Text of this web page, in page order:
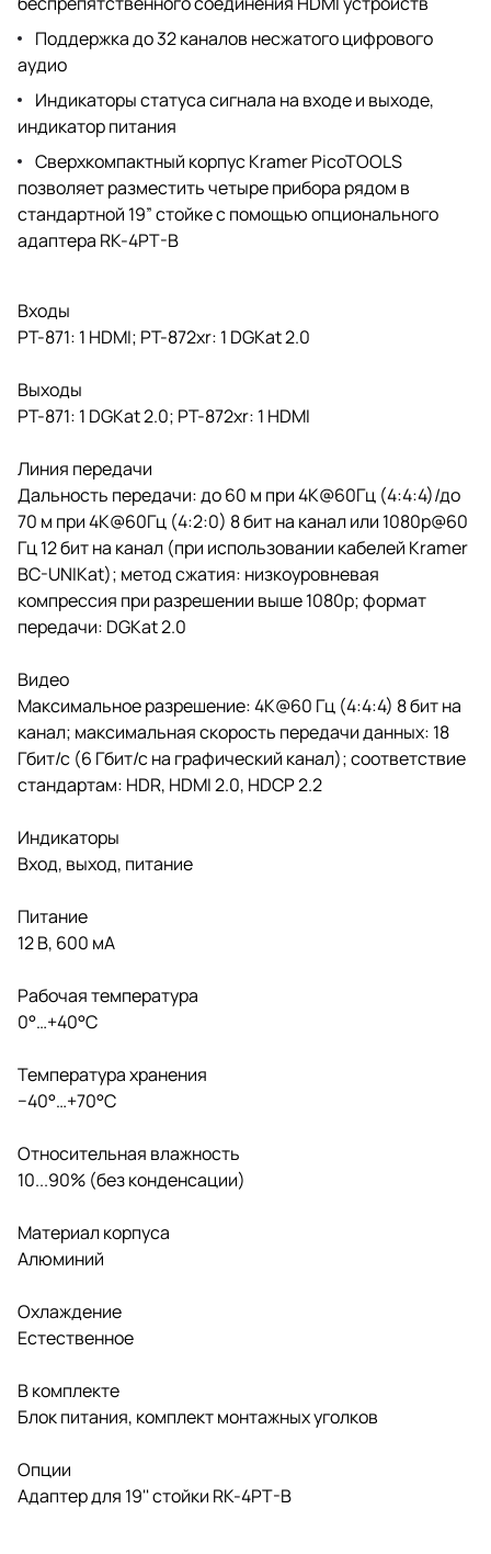
Поддержка до 32 каналов несжатого цифрового
аудио
Индикаторы статуса сигнала на входе и выходе,
индикатор питания
Сверхкомпактный корпус Kramer PicoTOOLS
позволяет разместить четыре прибора рядом в
стандартной 19” стойке с помощью опционального
адаптера RK-4PT-B
Входы
PT-871: 1 HDMI; PT-872xr: 1 DGKat 2.0
Выходы
PT-871: 1 DGKat 2.0; PT-872xr: 1 HDMI
Линия передачи
Дальность передачи: до 60 м при 4K@60Гц (4:4:4)/до
70 м при 4К@60Гц (4:2:0) 8 бит на канал или 1080р@60
Гц 12 бит на канал (при использовании кабелей Kramer
BC-UNIKat); метод сжатия: низкоуровневая
компрессия при разрешении выше 1080р; формат
передачи: DGKat 2.0
Видео
Максимальное разрешение: 4K@60 Гц (4:4:4) 8 бит на
канал; максимальная скорость передачи данных: 18
Гбит/с (6 Гбит/с на графический канал); соответствие
стандартам: HDR, HDMI 2.0, HDCP 2.2
Индикаторы
Вход, выход, питание
Питание
12 В, 600 мА
Рабочая температура
0°…+40°C
Температура хранения
−40°…+70°C
Относительная влажность
10...90% (без конденсации)
Материал корпуса
Алюминий
Охлаждение
Естественное
В комплекте
Блок питания, комплект монтажных уголков
Опции
Адаптер для 19'' стойки RK-4PT-B